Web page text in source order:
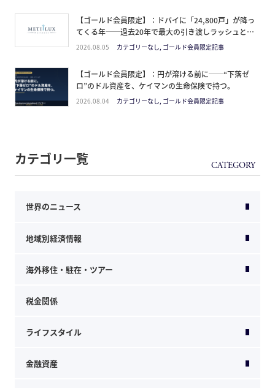
【ゴールド会員限定】：ドバイに「24,800戸」が降っ
てくる年──過去20年で最大の引き渡しラッシュと、
ミサイルが崩した“安全神話”。2027年の供給ピーク
2026.08.05 カテゴリーなし, ゴールド会員限定記事
【ゴールド会員限定】：円が溶ける前に──“下落ゼ
ロ”のドル資産を、ケイマンの生命保険で持つ。
2026.08.04 カテゴリーなし, ゴールド会員限定記事
カテゴリ一覧
世界のニュース
地域別経済情報
海外移住・駐在・ツアー
税金関係
ライフスタイル
金融資産